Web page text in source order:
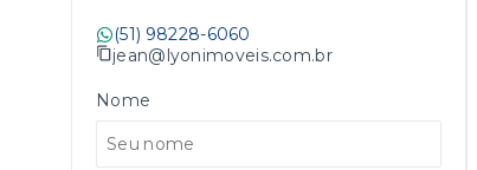
(51) 98228-6060
jean@lyonimoveis.com.br
Nome